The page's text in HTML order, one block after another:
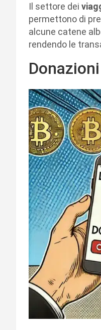
Il settore dei
permettono di
alcune catene
rendendo le